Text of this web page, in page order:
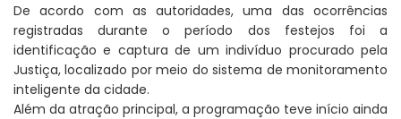
De acordo com as autoridades, uma das ocorrências
registradas durante o período dos festejos foi a
identificação e captura de um indivíduo procurado pela
Justiça, localizado por meio do sistema de monitoramento
inteligente da cidade.
Além da atração principal, a programação teve início ainda